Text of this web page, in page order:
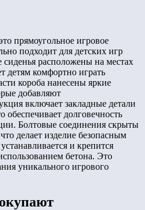
прямоугольное игровое
подходит для детских игр
расположены на местах
детям комфортно играть
короба нанесены яркие
добавляют
включает закладные детали
обеспечивает долговечность
Болтовые соединения скрыты
делает изделие безопасным
и крепится
бетона. Это
уникального игрового